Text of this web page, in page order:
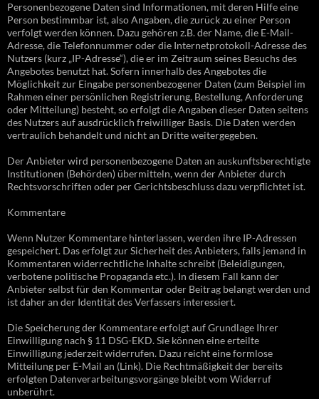
Personenbezogene Daten sind Informationen, mit deren Hilfe eine
Person bestimmbar ist, also Angaben, die zurück zu einer Person
verfolgt werden können. Dazu gehören z.B. der Name, die E-Mail-
Adresse, die Telefonnummer oder die Internetprotokoll-Adresse des
Nutzers (kurz „IP-Adresse“), die er im Zeitraum seines Besuchs des
Angebotes benutzt hat. Sofern innerhalb des Angebotes die
Möglichkeit zur Eingabe personenbezogener Daten (zum Beispiel im
Rahmen einer persönlichen Registrierung, Bestellung, Anforderung
oder Mitteilung) besteht, so erfolgt die Angaben dieser Daten seitens
des Nutzers auf ausdrücklich freiwilliger Basis. Die Daten werden
vertraulich behandelt und nicht an Dritte weitergegeben.
Der Anbieter wird personenbezogene Daten an auskunftsberechtigte
Institutionen (Behörden) übermitteln, wenn der Anbieter durch
Rechtsvorschriften oder per Gerichtsbeschluss dazu verpflichtet ist.
Kommentare
Wenn Nutzer Kommentare hinterlassen, werden ihre IP-Adressen
gespeichert. Das erfolgt zur Sicherheit des Anbieters, falls jemand in
Kommentaren widerrechtliche Inhalte schreibt (Beleidigungen,
verbotene politische Propaganda etc.). In diesem Fall kann der
Anbieter selbst für den Kommentar oder Beitrag belangt werden und
ist daher an der Identität des Verfassers interessiert.
Die Speicherung der Kommentare erfolgt auf Grundlage Ihrer
Einwilligung nach § 11 DSG-EKD. Sie können eine erteilte
Einwilligung jederzeit widerrufen. Dazu reicht eine formlose
Mitteilung per E-Mail an (Link). Die Rechtmäßigkeit der bereits
erfolgten Datenverarbeitungsvorgänge bleibt vom Widerruf
unberührt.